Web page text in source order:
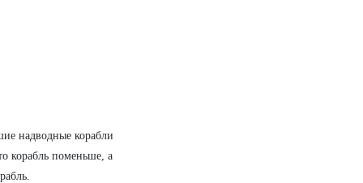
надводные корабли
корабль поменьше, а